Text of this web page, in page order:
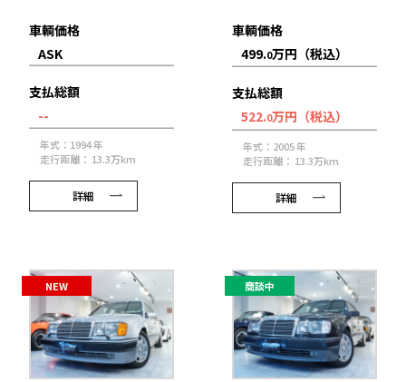
車輌価格
ASK
支払総額
--
年式：1994 年
走行距離： 13.3万km
詳細
車輌価格
499.0万円（税込）
支払総額
522.0万円（税込）
年式：2005 年
走行距離： 13.3万km
詳細
NEW 商談中